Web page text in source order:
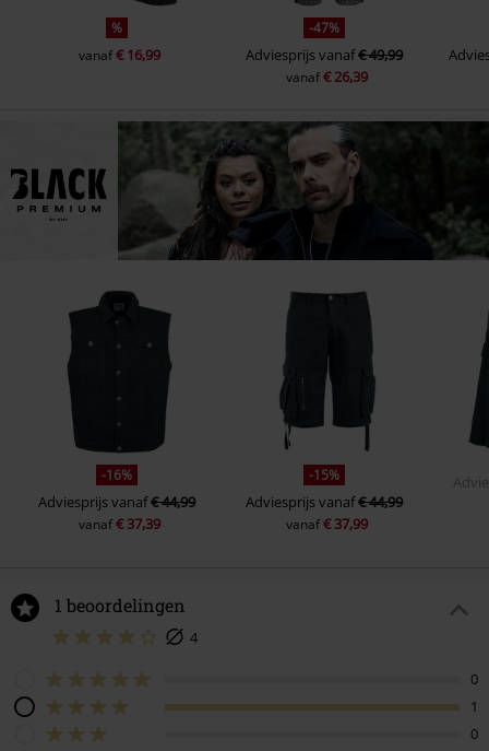
%
vanaf€ 16,99
-47%
Adviesprijsvanaf€ 49,99
vanaf€ 26,39
-16%
Adviesprijsvanaf€ 44,99
vanaf€ 37,39
-15%
Adviesprijsvanaf€ 44,99
vanaf€ 37,99
1 beoordelingen
4
0
1
0